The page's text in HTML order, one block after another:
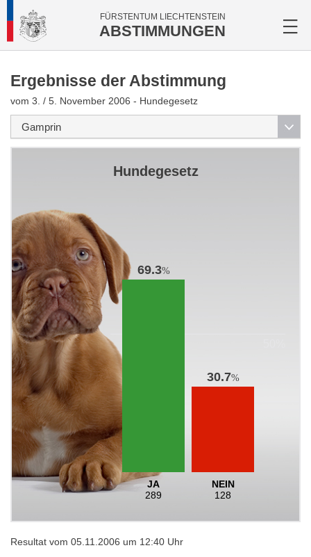
FÜRSTENTUM LIECHTENSTEIN
ABSTIMMUNGEN
Ergebnisse der Abstimmung
vom 3. / 5. November 2006 - Hundegesetz
Hundegesetz
69.3%
JA
289
30.7%
NEIN
128
Resultat vom 05.11.2006 um 12:40 Uhr